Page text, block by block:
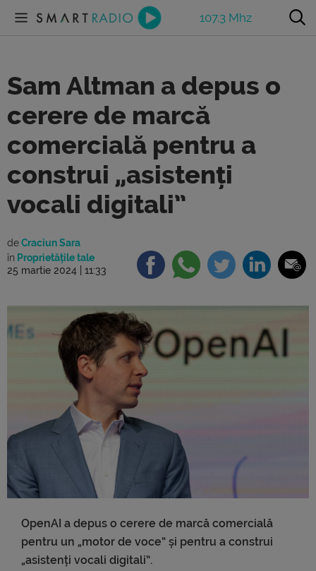
107.3 Mhz
Sam Altman a depus o
cerere de marcă
comercială pentru a
construi „asistenți
vocali digitali”
deCraciun Sara
în Proprietățile tale
25 martie 2024 | 11:33
OpenAI a depus o cerere de marcă comercială
pentru un „motor de voce” și pentru a construi
„asistenți vocali digitali”.